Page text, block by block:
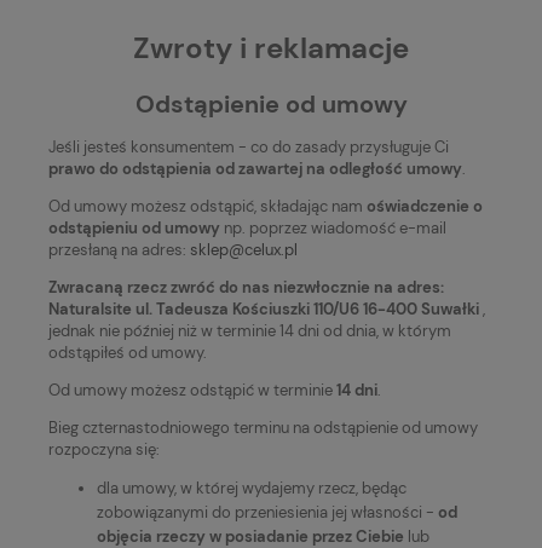
Zwroty i reklamacje
Odstąpienie od umowy
Jeśli jesteś konsumentem - co do zasady przysługuje Ci
prawo do odstąpienia od zawartej na odległość umowy.
Od umowy możesz odstąpić, składając nam oświadczenie o
odstąpieniu od umowy np. poprzez wiadomość e-mail
przesłaną na adres: sklep@celux.pl
Zwracaną rzecz zwróć do nas niezwłocznie na adres:
Naturalsite ul. Tadeusza Kościuszki 110/U6 16-400 Suwałki,
jednak nie później niż w terminie 14 dni od dnia, w którym
odstąpiłeś od umowy.
Od umowy możesz odstąpić w terminie14 dni.
Bieg czternastodniowego terminu na odstąpienie od umowy
rozpoczyna się:
dla umowy, w której wydajemy rzecz, będąc
zobowiązanymi do przeniesienia jej własności - od
objęcia rzeczy w posiadanie przez Ciebie lub